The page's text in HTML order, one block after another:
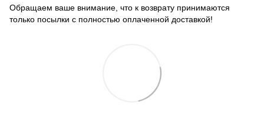
Обращаем ваше внимание, что к возврату принимаются
только посылки с полностью оплаченной доставкой!